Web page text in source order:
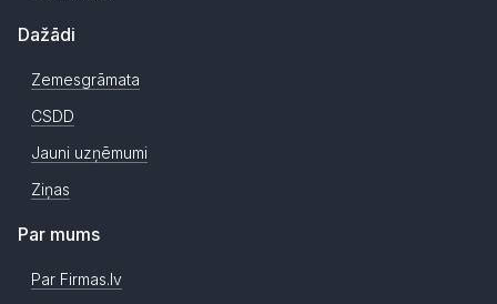
Dažādi
Zemesgrāmata
CSDD
Jauni uzņēmumi
Ziņas
Par mums
Par Firmas.lv